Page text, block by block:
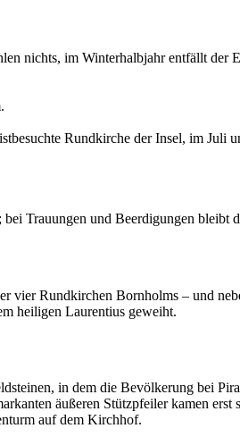
nichts, im Winterhalbjahr entfällt
Rundkirche der Insel, im Juli
Trauungen und Beerdigungen bleibt
vier Rundkirchen Bornholms – und
heiligen Laurentius geweiht.
in dem die Bevölkerung bei
äußeren Stützpfeiler kamen
auf dem Kirchhof.